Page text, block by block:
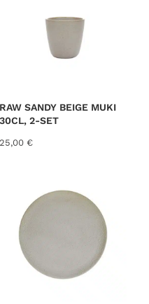
RAW SANDY BEIGE MUKI
30CL, 2-SET
25,00 €